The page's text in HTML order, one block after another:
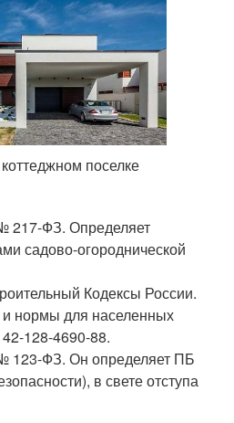
поселке
217-ФЗ. Определяет
садово-огороднической
Кодексы России.
нормы для населенных
128-4690-88.
123-ФЗ. Он определяет ПБ
в свете отступа